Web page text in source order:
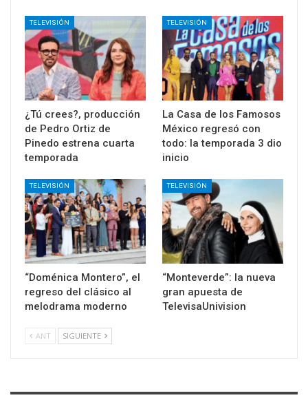
TELEVISIÓN
¿Tú crees?, producción
de Pedro Ortiz de
Pinedo estrena cuarta
temporada
TELEVISIÓN
La Casa de los Famosos
México regresó con
todo: la temporada 3 dio
inicio
TELEVISIÓN
“Doménica Montero”, el
regreso del clásico al
melodrama moderno
TELEVISIÓN
“Monteverde”: la nueva
gran apuesta de
TelevisaUnivision
ANT SIGUIENTE